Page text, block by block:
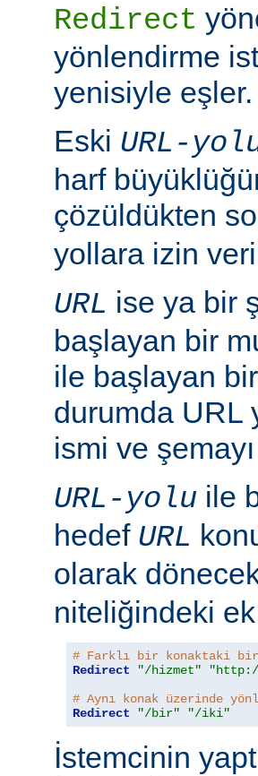
Redirect
yönlendirme
yenisiyle eşler.
Eski URL-
harf
çözüldükten
yollara izin
URL ise ya bir
başlayan bir
ile başlayan
durumda URL
ismi ve
URL-yolu ile
hedef URL
olarak
niteliğindeki
# Farklı bir konaktaki bir
Redirect
"/hizmet"
# Aynı konak üzerinde
Redirect
"/bir" "/iki"
İstemcinin